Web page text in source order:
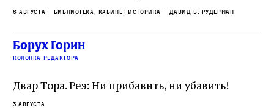
сварливый венецианский талмудист имел
какое‑то отношение к научной деятельности.
На протяжении почти шестидесяти лет,
вплоть до своей кончины, Луццатто был
6 августа Библиотека, кабинет историка Давид Б. Рудерман
Борух Горин
колонка редактора
Двар Тора. Реэ: Ни прибавить, ни убавить!
3 августа